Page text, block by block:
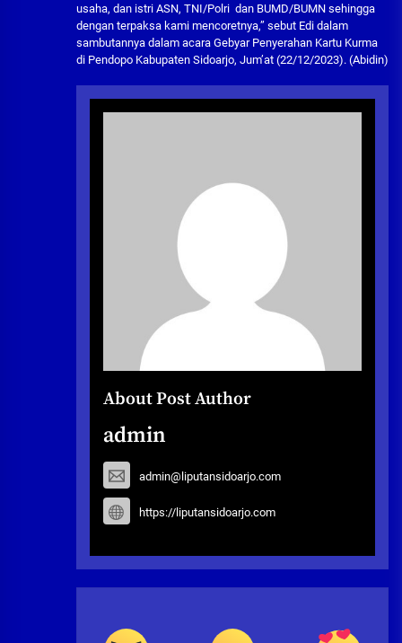
usaha, dan istri ASN, TNI/Polri dan BUMD/BUMN sehingga
dengan terpaksa kami mencoretnya,” sebut Edi dalam
sambutannya dalam acara Gebyar Penyerahan Kartu Kurma
di Pendopo Kabupaten Sidoarjo, Jum’at (22/12/2023). (Abidin)
About Post Author
admin
admin@liputansidoarjo.com
https://liputansidoarjo.com